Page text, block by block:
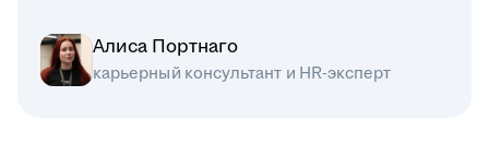
Алиса Портнаго
карьерный консультант и HR-эксперт